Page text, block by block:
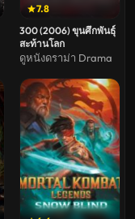
7.8
300 (2006) ขุนศึกพันธุ์
สะท้านโลก
ดูหนังดราม่า Drama